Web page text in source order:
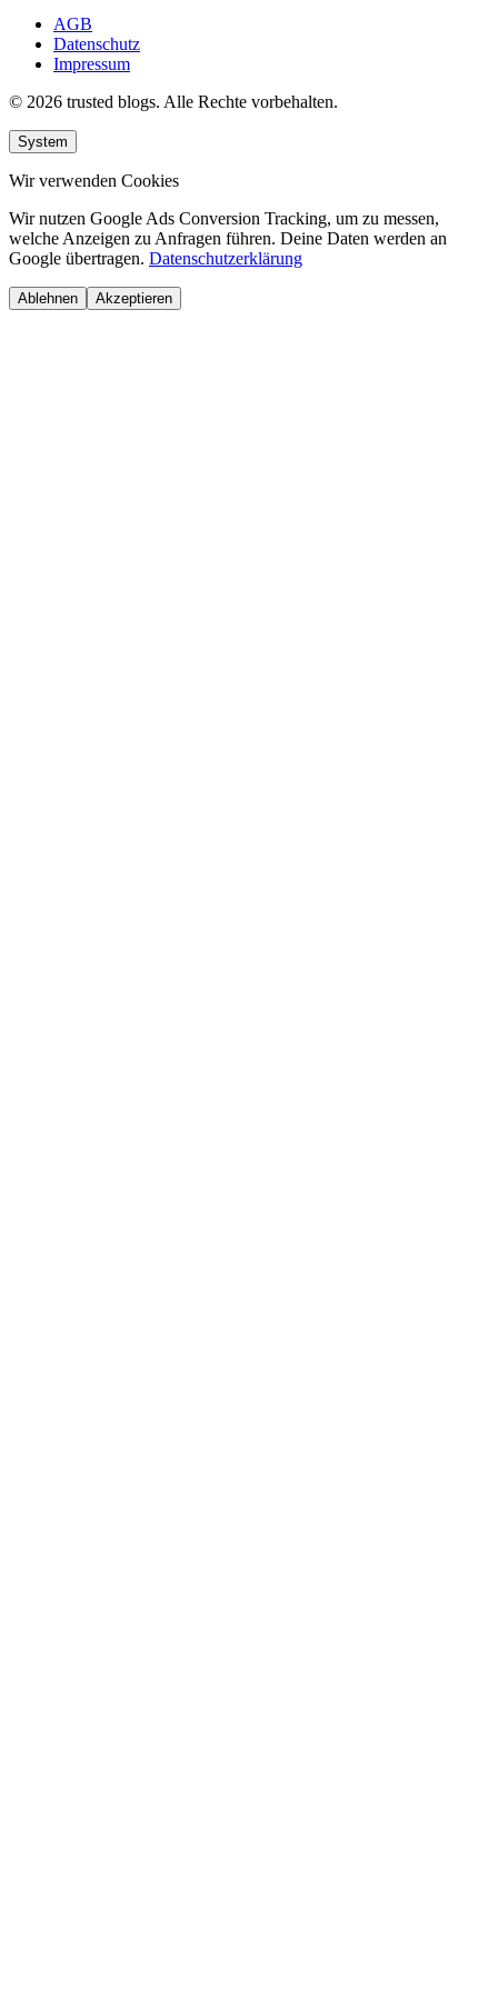
AGB
Datenschutz
Impressum
© 2026 trusted blogs. Alle Rechte vorbehalten.
System
Wir verwenden Cookies
Wir nutzen Google Ads Conversion Tracking, um zu messen,
welche Anzeigen zu Anfragen führen. Deine Daten werden an
Google übertragen. Datenschutzerklärung
Ablehnen Akzeptieren